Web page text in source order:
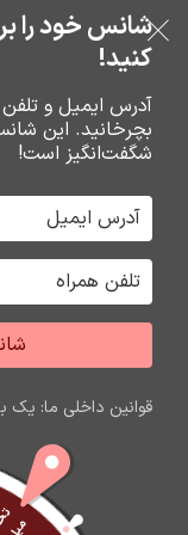
خرید
عبور به ناوبری
رفتن به محتوای اصلی
0 ریال
خانه هندزفري ها
فروشگاه نوین تراشه گنجی
شانس خود را
کنید!
آدرس ایمیل و تلفن
بچرخانید. این
شگفت‌انگیز است!
قوانین داخلی ما: یک